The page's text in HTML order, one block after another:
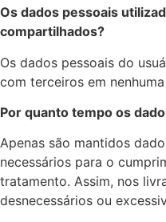
Os dados pessoais
compartilhados?
Os dados pessoais do
com terceiros em
Por quanto tempo os
Apenas são mantidos
necessários para o
tratamento. Assim, nos
desnecessários ou